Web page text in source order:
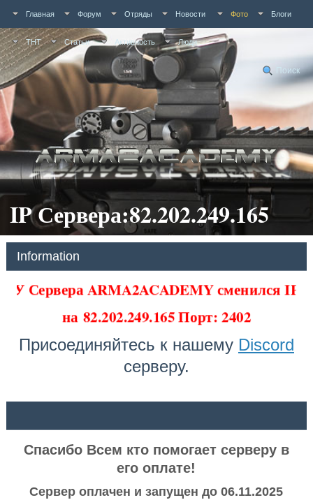
Главная Форум Отряды Новости Фото Блоги
ТНТ Статьи Активность Люди
Поиск
IP Сервера:82.202.249.165
Information
У Сервера ARMA2ACADEMY сменился IP
на82.202.249.165 Порт: 2402
Присоединяйтесь к нашему Discord
серверу.
Спасибо Всем кто помогает серверу в
его оплате!
Сервер оплачен и запущен до 06.11.2025